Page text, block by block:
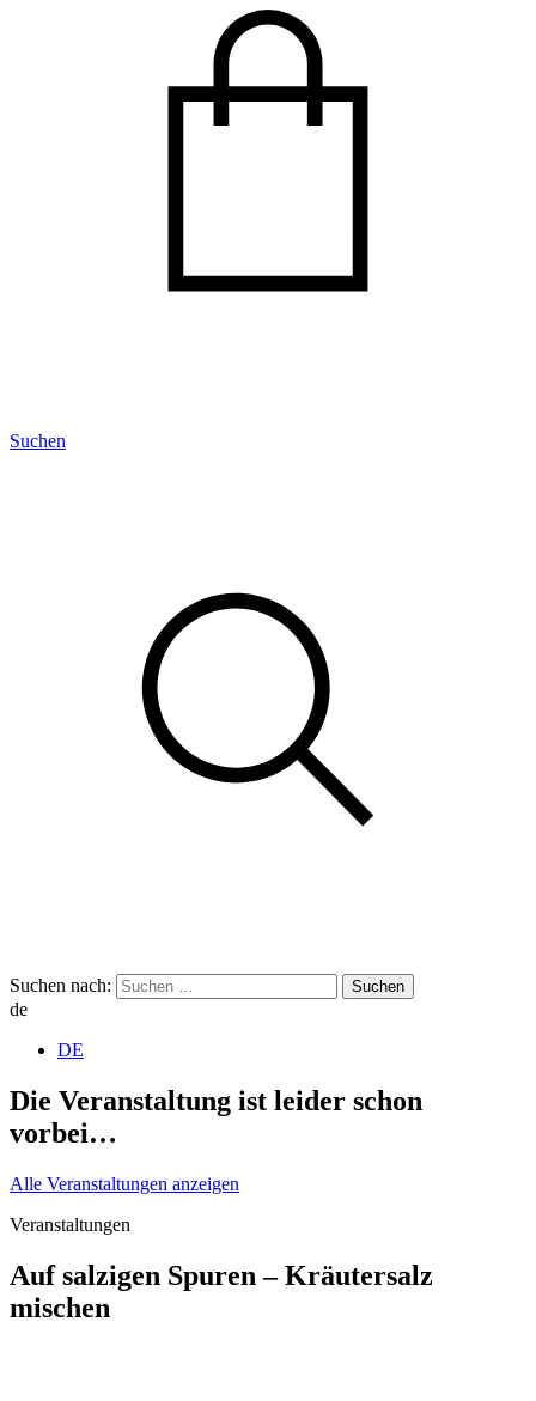
Suchen
Suchen nach:
de
DE
Die Veranstaltung ist leider schon
vorbei…
Alle Veranstaltungen anzeigen
Veranstaltungen
Auf salzigen Spuren – Kräutersalz
mischen